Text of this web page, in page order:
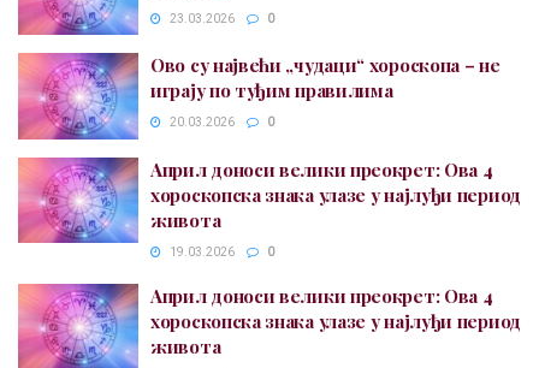
23.03.2026 0
Ово су највећи „чудаци“ хороскопа – не
играју по туђим правилима
20.03.2026 0
Април доноси велики преокрет: Ова 4
хороскопска знака улазе у најлуђи период
живота
19.03.2026 0
Април доноси велики преокрет: Ова 4
хороскопска знака улазе у најлуђи период
живота